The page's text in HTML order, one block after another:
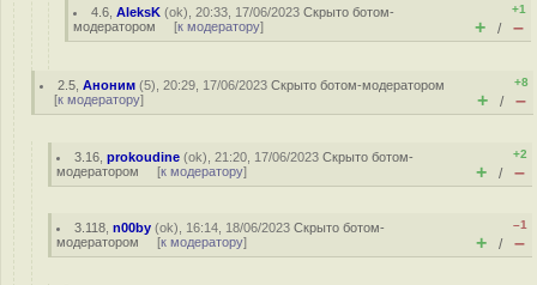
4.6 ,AleksK (ok), 20:33, 17/06/2023Скрыто ботом-
модератором [к модератору]
+1
+ / –
2.5 ,Аноним (5), 20:29, 17/06/2023Скрыто ботом-модератором
[к модератору]
+8
+ / –
3.16 ,prokoudine (ok), 21:20, 17/06/2023Скрыто ботом-
модератором [к модератору]
+2
+ / –
3.118 ,n00by (ok), 16:14, 18/06/2023Скрыто ботом-
модератором [к модератору]
–1
+ / –